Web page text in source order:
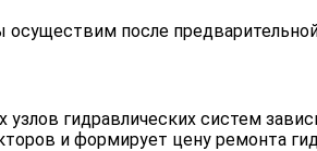
после предварительной
гидравлических систем
и формирует цену ремонта